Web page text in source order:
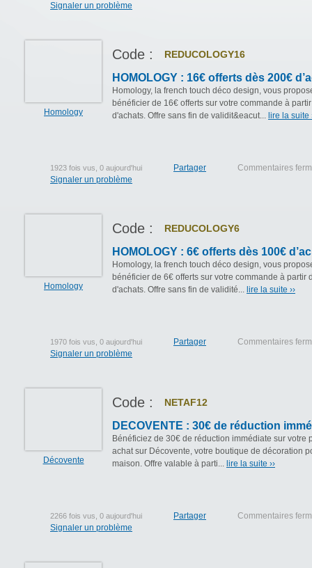
Signaler un problème
Homology
Code : REDUCOLOGY16
HOMOLOGY : 16€ offerts dès 200€
Homology, la french touch déco design, vous
bénéficier de 16€ offerts sur votre commande à
d'achats. Offre sans fin de validit&eacut... lire la suite
1923 fois vus, 0 aujourd'hui Partager
Commentaires
Signaler un problème
Homology
Code : REDUCOLOGY6
HOMOLOGY : 6€ offerts dès 100€
Homology, la french touch déco design, vous
bénéficier de 6€ offerts sur votre commande à partir
d'achats. Offre sans fin de validité... lire la suite ››
1970 fois vus, 0 aujourd'hui Partager
Commentaires
Signaler un problème
Décovente
Code : NETAF12
DECOVENTE : 30€ de réduction
Bénéficiez de 30€ de réduction immédiate sur votre
achat sur Décovente, votre boutique de décoration
maison. Offre valable à parti... lire la suite ››
2266 fois vus, 0 aujourd'hui Partager
Commentaires
Signaler un problème